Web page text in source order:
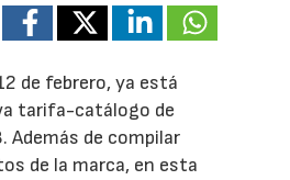
de febrero, ya está
tarifa-catálogo de
Además de compilar
de la marca, en esta